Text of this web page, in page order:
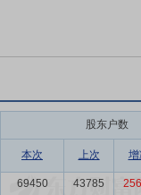
股东户数
本次 上次 增
69450 43785